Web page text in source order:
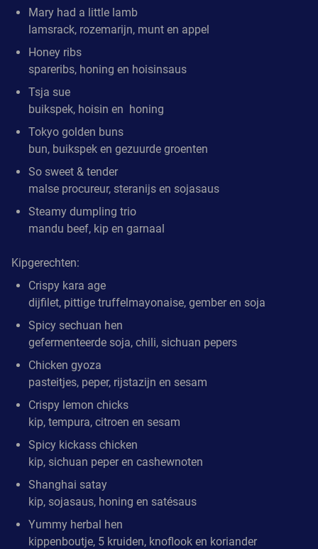
Mary had a little lamb
lamsrack, rozemarijn, munt en appel
Honey ribs
spareribs, honing en hoisinsaus
Tsja sue
buikspek, hoisin en honing
Tokyo golden buns
bun, buikspek en gezuurde groenten
So sweet & tender
malse procureur, steranijs en sojasaus
Steamy dumpling trio
mandu beef, kip en garnaal
Kipgerechten:
Crispy kara age
dijfilet, pittige truffelmayonaise, gember en soja
Spicy sechuan hen
gefermenteerde soja, chili, sichuan pepers
Chicken gyoza
pasteitjes, peper, rijstazijn en sesam
Crispy lemon chicks
kip, tempura, citroen en sesam
Spicy kickass chicken
kip, sichuan peper en cashewnoten
Shanghai satay
kip, sojasaus, honing en satésaus
Yummy herbal hen
kippenboutje, 5 kruiden, knoflook en koriander